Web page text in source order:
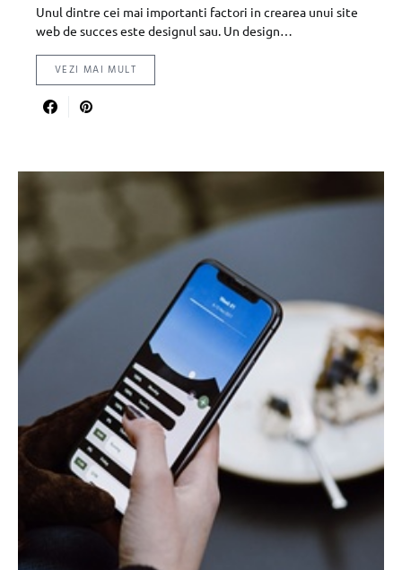
Unul dintre cei mai importanti factori in crearea unui site
web de succes este designul sau. Un design…
VEZI MAI MULT